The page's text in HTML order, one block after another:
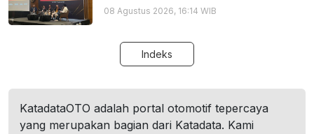
08 Agustus 2026, 16:14 WIB
Indeks
KatadataOTO adalah portal otomotif tepercaya
yang merupakan bagian dari Katadata. Kami